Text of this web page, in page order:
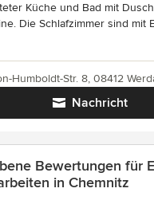
Küche und Bad mit
Die Schlafzimmer sind mit
Nachricht
Humboldt-Str. 8, 08412
Bewertungen für
in Chemnitz